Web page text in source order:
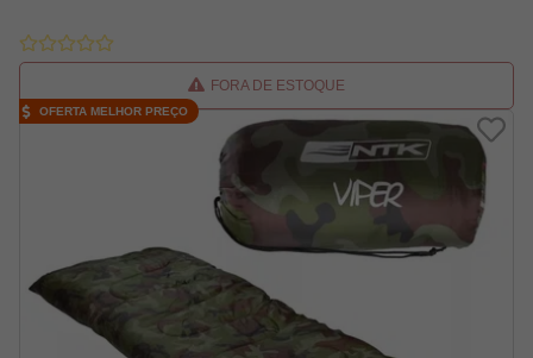
FORA DE ESTOQUE
OFERTA MELHOR PREÇO